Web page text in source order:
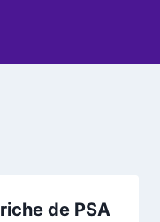
de PSA